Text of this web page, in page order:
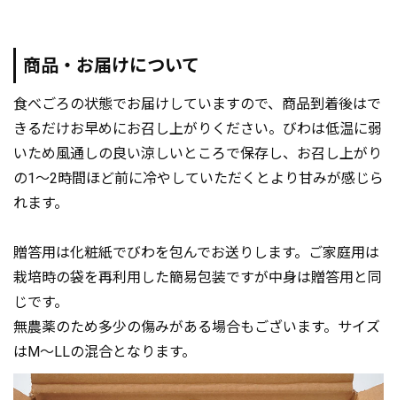
商品・お届けについて
食べごろの状態でお届けしていますので、商品到着後はで
きるだけお早めにお召し上がりください。びわは低温に弱
いため風通しの良い涼しいところで保存し、お召し上がり
の1～2時間ほど前に冷やしていただくとより甘みが感じら
れます。
贈答用は化粧紙でびわを包んでお送りします。ご家庭用は
栽培時の袋を再利用した簡易包装ですが中身は贈答用と同
じです。
無農薬のため多少の傷みがある場合もございます。サイズ
はM～LLの混合となります。